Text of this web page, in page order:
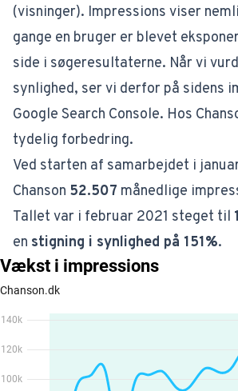
(visninger). Impressions viser
gange en bruger er blevet
side i søgeresultaterne. Når vi
synlighed, ser vi derfor på sidens
Google Search Console. Hos
tydelig forbedring.
Ved starten af samarbejdet i
Chanson 52.507 månedlige
Tallet var i februar 2021 steget til
en stigning i synlighed på 151%.